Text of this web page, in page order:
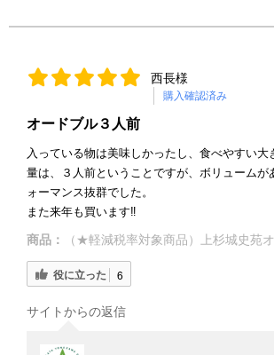
西長様
購入確認済み
オードブル３人前
入っている物は美味しかったし、食べやすい大
量は、３人前ということですが、ボリュームが
ォーマンス抜群でした。
また来年も買います‼️
商品： （★軽減税率対象商品）上杉城史苑
役に立った 6
サイトからの返信